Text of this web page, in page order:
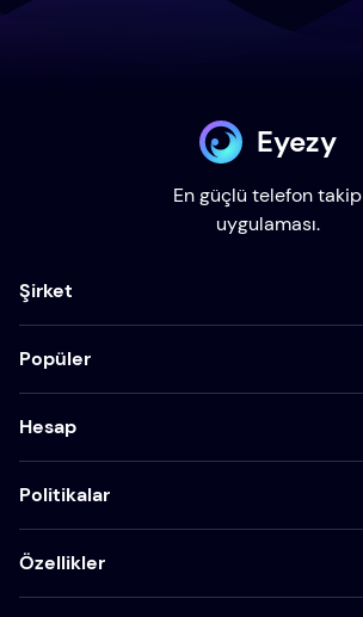
Eyezy
En güçlü telefon takip
uygulaması.
Şirket
Popüler
Hesap
Politikalar
Özellikler